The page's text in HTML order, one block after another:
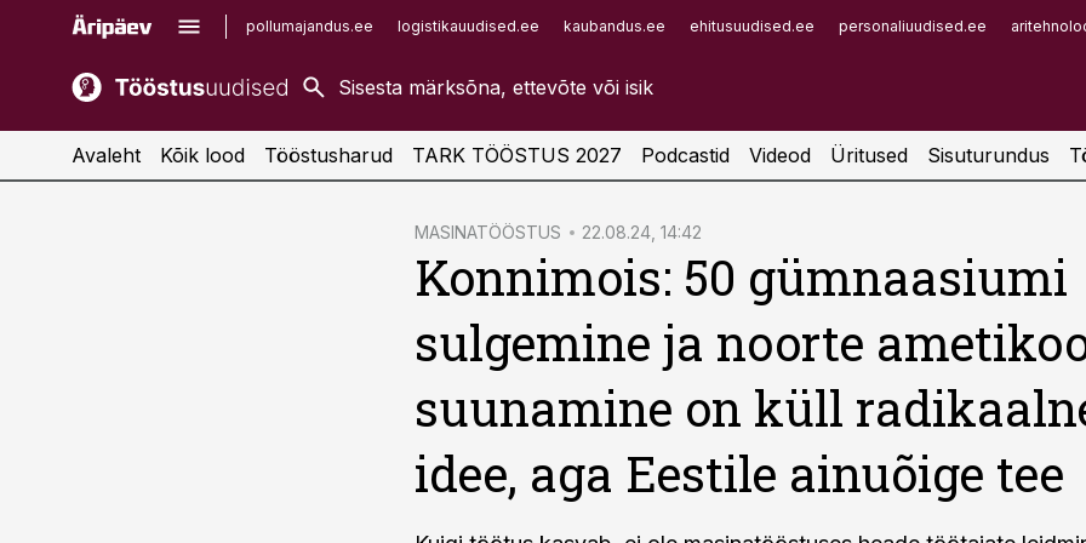
pollumajandus.ee logistikauudised.ee kaubandus.ee ehitusuudised.ee personaliuudised.ee
kaubandus.ee
kinnisvarauudised.ee
imelineajalugu.ee
Infopank
Avaleht Kõik lood Tööstusharud TARK TÖÖSTUS 2027 Podcastid Videod Üritused Sisuturundus
MASINATÖÖSTUS 22.08.24, 14:42
Konnimois: 50 gümnaasiumi
sulgemine ja noorte
suunamine on küll
idee, aga Eestile ainuõige tee